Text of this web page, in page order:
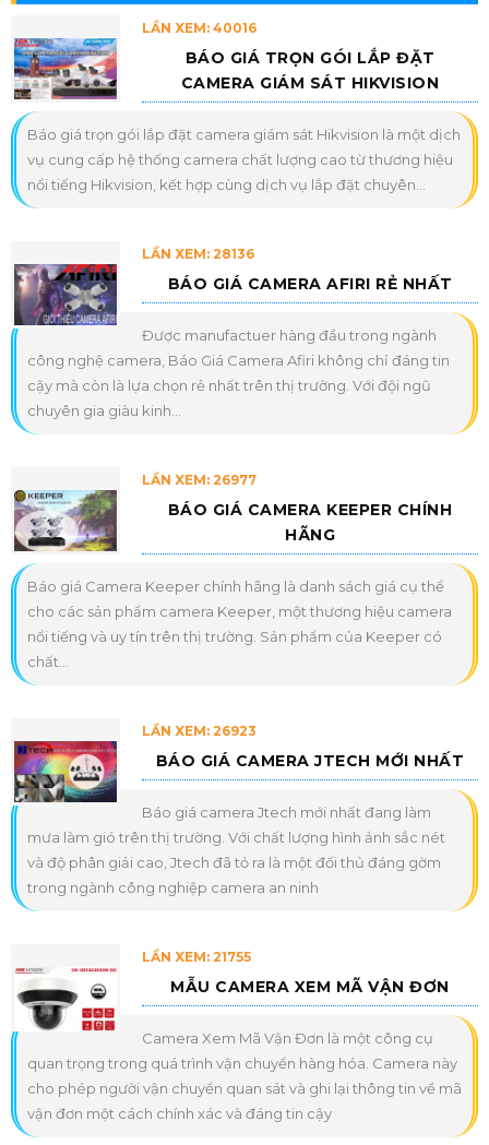
LẦN XEM: 40016
BÁO GIÁ TRỌN GÓI LẮP ĐẶT
CAMERA GIÁM SÁT HIKVISION
Báo giá trọn gói lắp đặt camera giám sát Hikvision là một dịch
vụ cung cấp hệ thống camera chất lượng cao từ thương hiệu
nổi tiếng Hikvision, kết hợp cùng dịch vụ lắp đặt chuyên...
LẦN XEM: 28136
BÁO GIÁ CAMERA AFIRI RẺ NHẤT
Được manufactuer hàng đầu trong ngành
công nghệ camera, Báo Giá Camera Afiri không chỉ đáng tin
cậy mà còn là lựa chọn rẻ nhất trên thị trường. Với đội ngũ
chuyên gia giàu kinh...
LẦN XEM: 26977
BÁO GIÁ CAMERA KEEPER CHÍNH
HÃNG
Báo giá Camera Keeper chính hãng là danh sách giá cụ thể
cho các sản phẩm camera Keeper, một thương hiệu camera
nổi tiếng và uy tín trên thị trường. Sản phẩm của Keeper có
chất...
LẦN XEM: 26923
BÁO GIÁ CAMERA JTECH MỚI NHẤT
Báo giá camera Jtech mới nhất đang làm
mưa làm gió trên thị trường. Với chất lượng hình ảnh sắc nét
và độ phân giải cao, Jtech đã tỏ ra là một đối thủ đáng gờm
trong ngành công nghiệp camera an ninh
LẦN XEM: 21755
MẪU CAMERA XEM MÃ VẬN ĐƠN
Camera Xem Mã Vận Đơn là một công cụ
quan trọng trong quá trình vận chuyển hàng hóa. Camera này
cho phép người vận chuyển quan sát và ghi lại thông tin về mã
vận đơn một cách chính xác và đáng tin cậy